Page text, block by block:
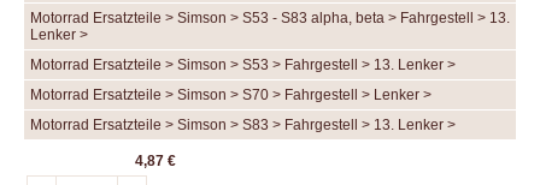
Motorrad Ersatzteile > Simson > S53 - S83 alpha, beta > Fahrgestell > 13.
Lenker >
Motorrad Ersatzteile > Simson > S53 > Fahrgestell > 13. Lenker >
Motorrad Ersatzteile > Simson > S70 > Fahrgestell > Lenker >
Motorrad Ersatzteile > Simson > S83 > Fahrgestell > 13. Lenker >
4,87 €